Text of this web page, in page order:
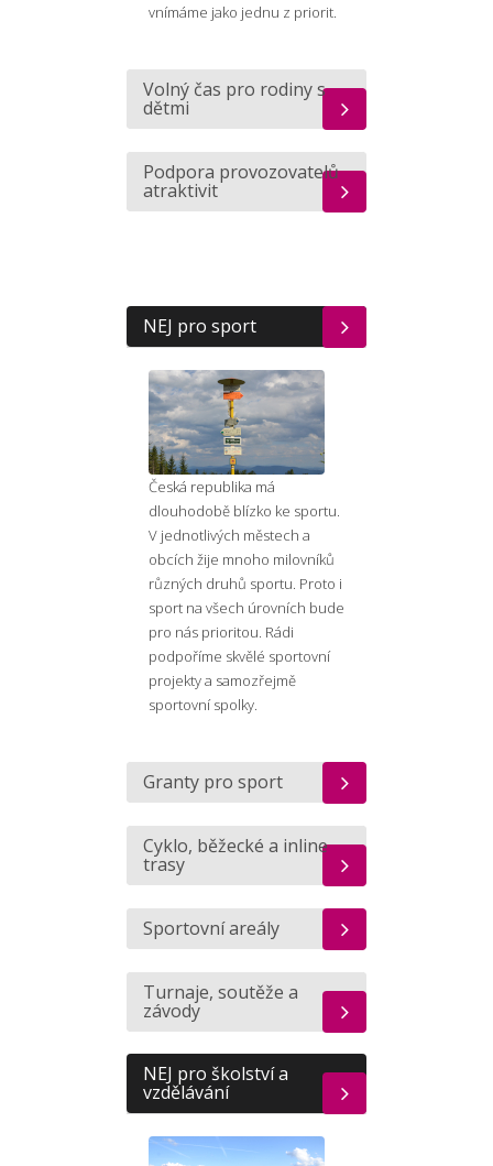
vnímáme jako jednu z priorit.
Volný čas pro rodiny s
dětmi
Podpora provozovatelů
atraktivit
NEJ pro sport
Česká republika má
dlouhodobě blízko ke sportu.
V jednotlivých městech a
obcích žije mnoho milovníků
různých druhů sportu. Proto i
sport na všech úrovních bude
pro nás prioritou. Rádi
podpoříme skvělé sportovní
projekty a samozřejmě
sportovní spolky.
Granty pro sport
Cyklo, běžecké a inline
trasy
Sportovní areály
Turnaje, soutěže a
závody
NEJ pro školství a
vzdělávání